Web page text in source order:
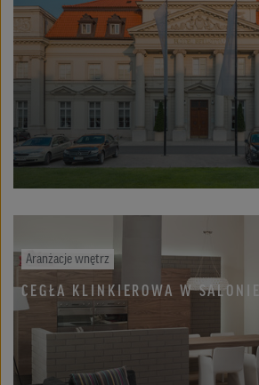
Aranżacje wnętrz
CEGŁA KLINKIEROWA W SALONIE